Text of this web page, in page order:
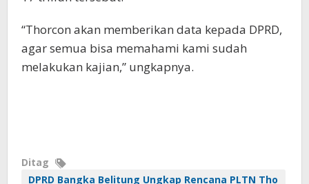
“Thorcon akan memberikan data kepada DPRD,
agar semua bisa memahami kami sudah
melakukan kajian,” ungkapnya.
Ditag
DPRD Bangka Belitung Ungkap Rencana PLTN Tho